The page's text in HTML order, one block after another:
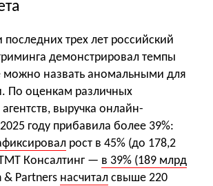
трех лет российский
демонстрировал темпы
можно назвать аномальными для
По оценкам различных
выручка онлайн-
году прибавила более 39%:
рост в 45% (до 178,2
Консалтинг — в 39% (189 млрд
& Partners насчитал свыше 220